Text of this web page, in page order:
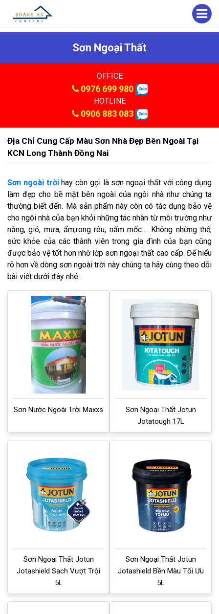
Sơn Ngoại Thất
OFFICE
0976 699 980
HOTLINE
0906 883 083
Địa Chỉ Cung Cấp Màu Sơn Nhà Đẹp Bên Ngoài Tại
KCN Long Thành Đồng Nai
Sơn ngoài trờihay còn gọi là sơn ngoại thất với công dụng
làm đẹp cho bề mặt bên ngoài của ngôi nhà như chúng ta
thường biết đến. Mà sản phẩm này còn có tác dụng bảo vệ
cho ngôi nhà của bạn khỏi những tác nhân từ môi trường như
nắng, gió, mưa, ẩm,rong rêu, nấm mốc…. Không những thế,
sức khỏe của các thành viên trong gia đình của bạn cũng
được bảo vệ tốt hơn nhờ lớp sơn ngoại thất cao cấp. Để hiểu
rõ hơn về dòng sơn ngoài trời này chúng ta hãy cùng theo dõi
bài viết dưới đây nhé:
Sơn Nước Ngoài Trời Maxxs
Sơn Ngoại Thất Jotun
Jotatough 17L
Sơn Ngoại Thất Jotun
Jotashield Sạch Vượt Trội
5L
Sơn Ngoại Thất Jotun
Jotashield Bền Màu Tối Ưu
5L